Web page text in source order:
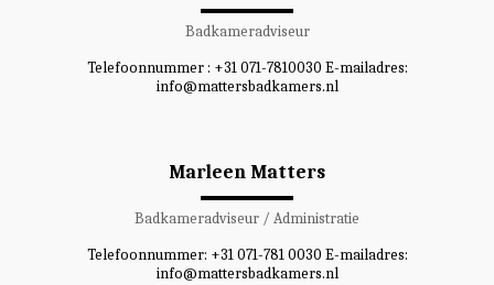
Badkameradviseur
Telefoonnummer : +31 071-7810030 E-mailadres:
info@mattersbadkamers.nl
Marleen Matters
Badkameradviseur / Administratie
Telefoonnummer: +31 071-781 0030 E-mailadres:
info@mattersbadkamers.nl